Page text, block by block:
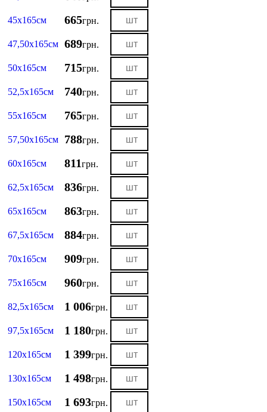
45х165см 665грн.
47,50х165см 689грн.
50х165см 715грн.
52,5х165см 740грн.
55х165см 765грн.
57,50х165см 788грн.
60х165см 811грн.
62,5х165см 836грн.
65х165см 863грн.
67,5х165см 884грн.
70х165см 909грн.
75х165см 960грн.
82,5х165см 1 006грн.
97,5х165см 1 180грн.
120х165см 1 399грн.
130х165см 1 498грн.
150х165см 1 693грн.